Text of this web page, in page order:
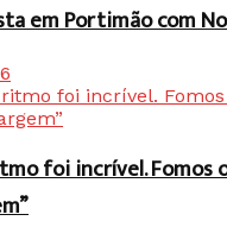
em Portimão com
foi incrível. Fomos